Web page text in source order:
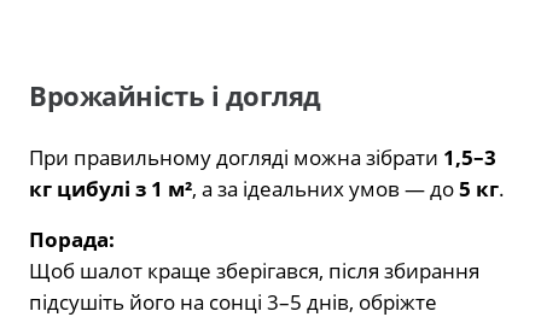
Врожайність і догляд
При правильному догляді можна зібрати 1,5–3
кг цибулі з 1 м², а за ідеальних умов — до5 кг.
Порада:
Щоб шалот краще зберігався, після збирання
підсушіть його на сонці 3–5 днів, обріжте